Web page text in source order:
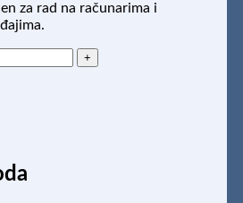
za rad na računarima i